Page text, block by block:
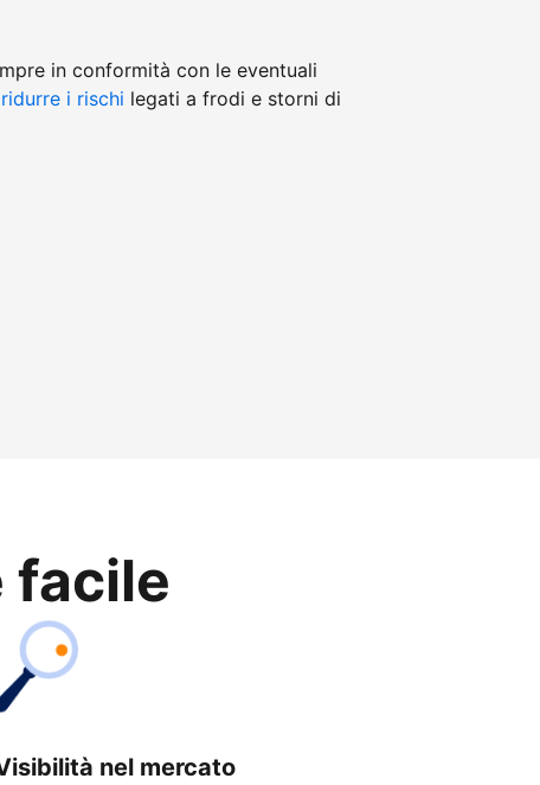
in conformità con le eventuali
ridurre i rischi legati a frodi e storni di
facile
nel mercato